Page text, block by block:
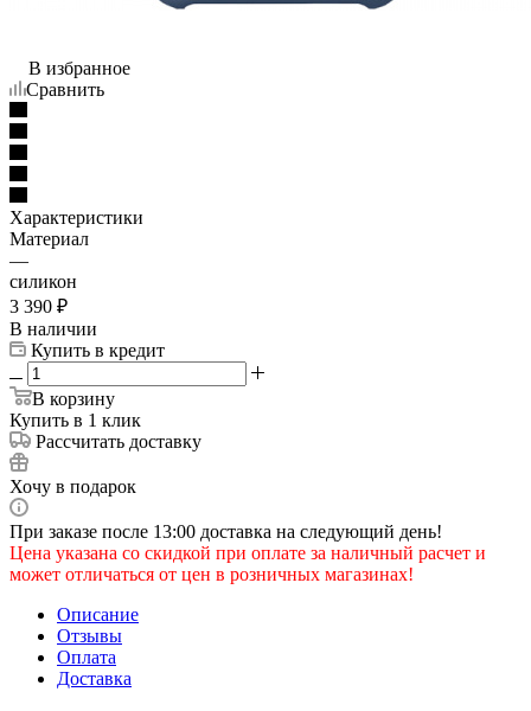
В избранное
Сравнить
Характеристики
Материал
—
силикон
3 390 ₽
В наличии
Купить в кредит
В корзину
Купить в 1 клик
Рассчитать доставку
Хочу в подарок
При заказе после 13:00 доставка на следующий день!
Цена указана со скидкой при оплате за наличный расчет и
может отличаться от цен в розничных магазинах!
Описание
Отзывы
Оплата
Доставка